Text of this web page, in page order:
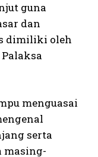
guna
dan
dimiliki oleh
menguasai
serta
masing-